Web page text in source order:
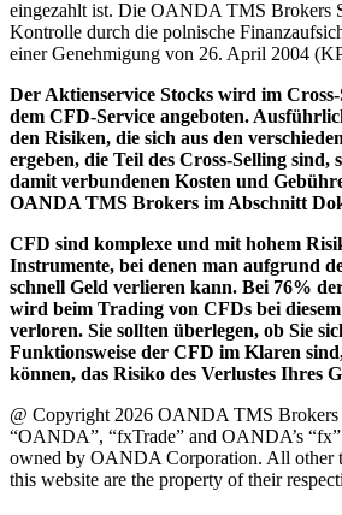
eingezahlt ist. Die OANDA TMS Brokers
Kontrolle durch die polnische
einer Genehmigung von 26. April 2004
Der Aktienservice Stocks wird im
dem CFD-Service angeboten.
den Risiken, die sich aus den
ergeben, die Teil des Cross-Selling sind,
damit verbundenen Kosten und
OANDA TMS Brokers im Abschnitt
CFD sind komplexe und mit hohem
Instrumente, bei denen man aufgrund
schnell Geld verlieren kann. Bei 76%
wird beim Trading von CFDs bei
verloren. Sie sollten überlegen, ob Sie
Funktionsweise der CFD im Klaren
können, das Risiko des Verlustes Ihres
@ Copyright 2026 OANDA TMS Brokers
“OANDA”, “fxTrade” and OANDA’s
owned by OANDA Corporation. All other
this website are the property of their